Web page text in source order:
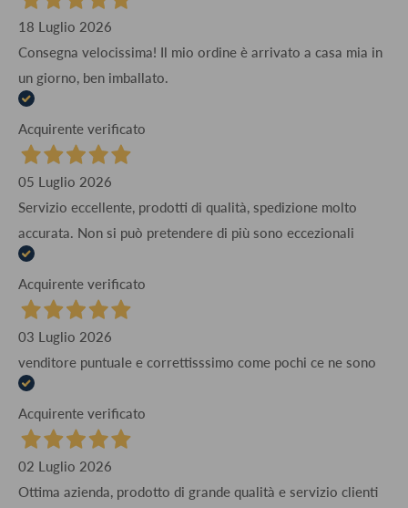
18 Luglio 2026
Consegna velocissima! Il mio ordine è arrivato a casa mia in
un giorno, ben imballato.
Acquirente verificato
05 Luglio 2026
Servizio eccellente, prodotti di qualità, spedizione molto
accurata. Non si può pretendere di più sono eccezionali
Acquirente verificato
03 Luglio 2026
venditore puntuale e correttisssimo come pochi ce ne sono
Acquirente verificato
02 Luglio 2026
Ottima azienda, prodotto di grande qualità e servizio clienti